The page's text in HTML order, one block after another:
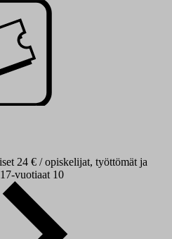
24 € / opiskelijat, työttömät ja
vuotiaat 10